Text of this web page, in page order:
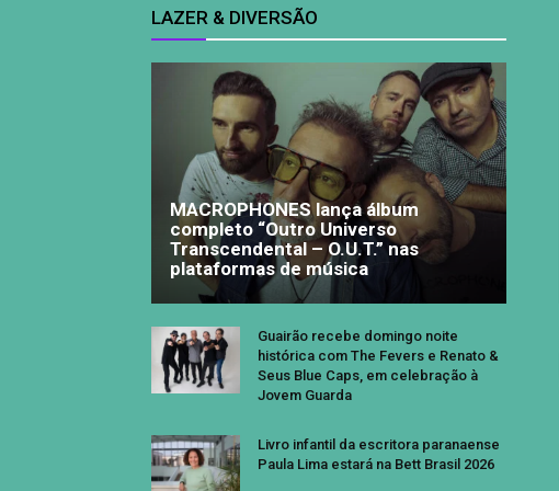
LAZER & DIVERSÃO
MACROPHONES lança álbum
completo “Outro Universo
Transcendental – O.U.T.” nas
plataformas de música
Guairão recebe domingo noite
histórica com The Fevers e Renato &
Seus Blue Caps, em celebração à
Jovem Guarda
Livro infantil da escritora paranaense
Paula Lima estará na Bett Brasil 2026